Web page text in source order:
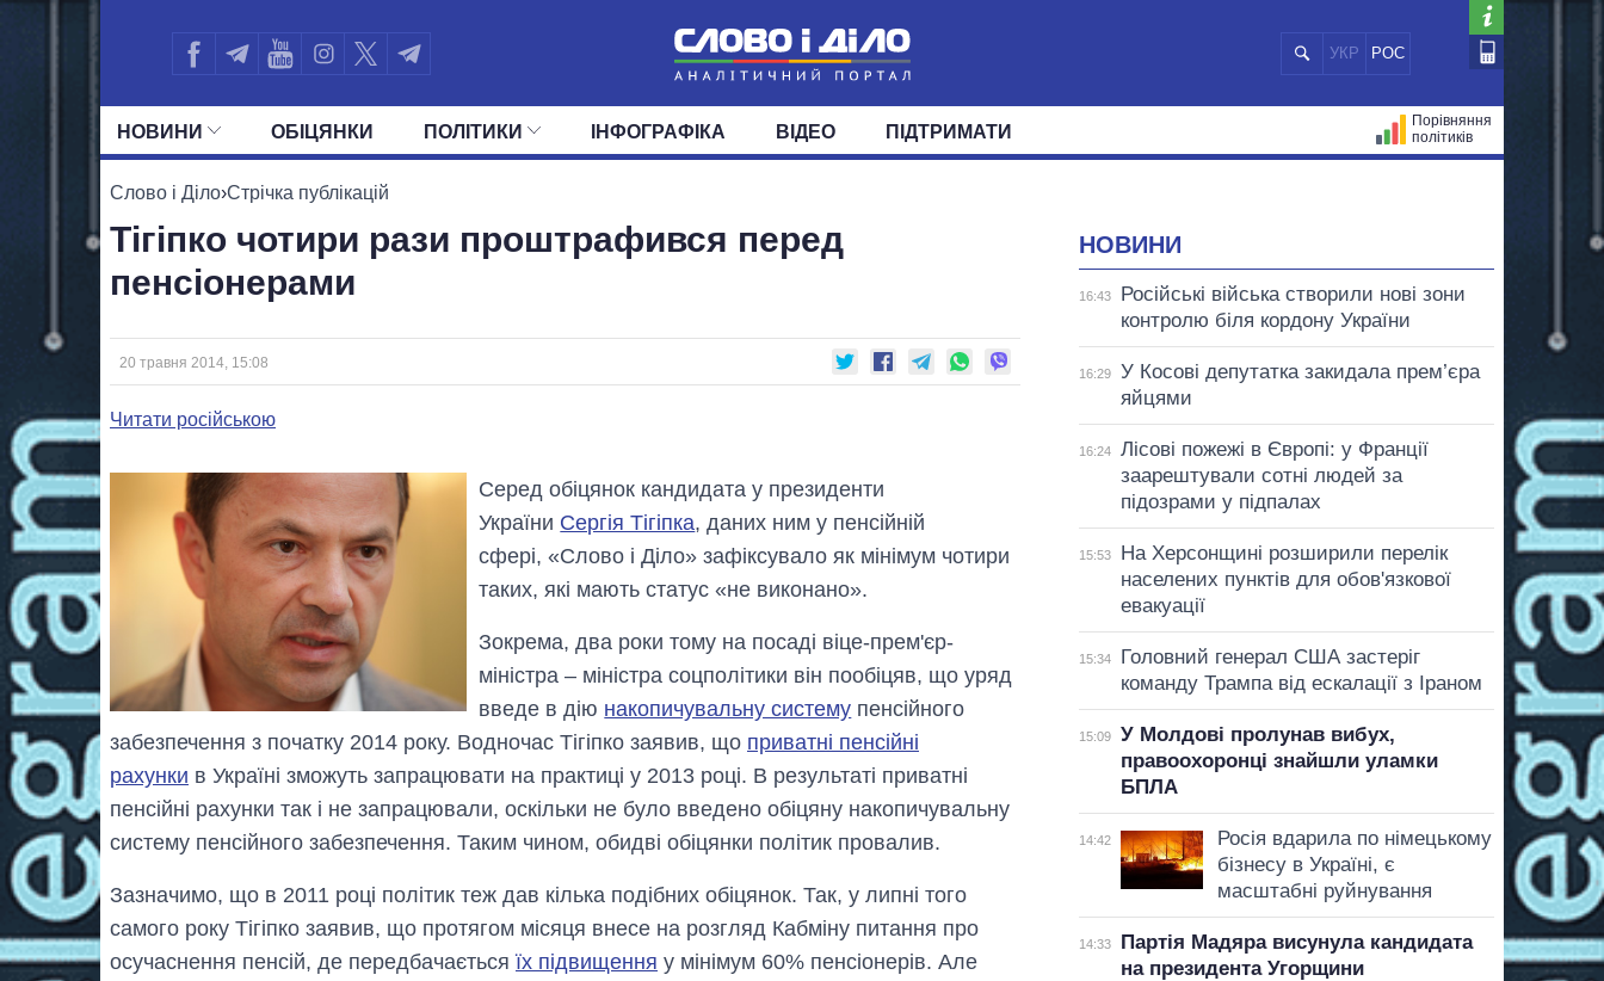
УКР РОС
НОВИНИ
ПОЛІТИКА ЕКОНОМІКА СУСПІЛЬСТВО
ОБIЦЯНКИ ПОЛIТИКИ
УСІ ПОЛІТИКИ
ДЕПУТАТИ КОМІТЕТИ ФРАКЦІЇ
ІНФОГРАФІКА ВІДЕО ПІДТРИМАТИ
Порівняння
політиків
Слово і Діло›Стрічка публікацій
Тігіпко чотири рази проштрафився перед
пенсіонерами
20 травня 2014, 15:08
Читати російською
Серед обіцянок кандидата у президенти
України Сергія Тігіпка, даних ним у пенсійній
сфері, «Слово і Діло» зафіксувало як мінімум чотири
таких, які мають статус «не виконано».
Зокрема, два роки тому на посаді віце-прем'єр-
міністра – міністра соцполітики він пообіцяв, що уряд
введе в дію накопичувальну систему пенсійного
забезпечення з початку 2014 року. Водночас Тігіпко заявив, що приватні пенсійні
рахунки в Україні зможуть запрацювати на практиці у 2013 році. В результаті приватні
пенсійні рахунки так і не запрацювали, оскільки не було введено обіцяну накопичувальну
систему пенсійного забезпечення. Таким чином, обидві обіцянки політик провалив.
Зазначимо, що в 2011 році політик теж дав кілька подібних обіцянок. Так, у липні того
самого року Тігіпко заявив, що протягом місяця внесе на розгляд Кабміну питання про
осучаснення пенсій, де передбачається їх підвищення у мінімум 60% пенсіонерів. Але
НОВИНИ
16:43
Російські війська створили нові зони
контролю біля кордону України
16:29
У Косові депутатка закидала прем’єра
яйцями
16:24
Лісові пожежі в Європі: у Франції
заарештували сотні людей за
підозрами у підпалах
15:53
На Херсонщині розширили перелік
населених пунктів для обов'язкової
евакуації
15:34
Головний генерал США застеріг
команду Трампа від ескалації з Іраном
15:09
У Молдові пролунав вибух,
правоохоронці знайшли уламки
БПЛА
14:42
Росія вдарила по німецькому
бізнесу в Україні, є
масштабні руйнування
14:33
Партія Мадяра висунула кандидата
на президента Угорщини